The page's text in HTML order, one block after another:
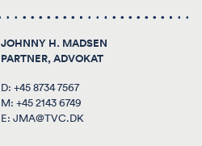
JOHNNY H. MADSEN
PARTNER, ADVOKAT
D: +45 8734 7567
M: +45 2143 6749
E: JMA@TVC.DK